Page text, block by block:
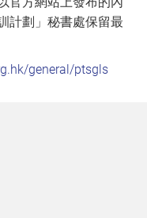
計劃」秘書處保留最
general/ptsgls